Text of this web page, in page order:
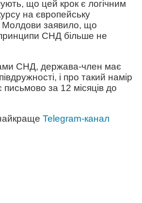
що цей крок є логічним
на європейську
Молдови заявило, що
СНД більше не
СНД, держава-член має
і про такий намір
письмово за 12 місяців до
Telegram-канал